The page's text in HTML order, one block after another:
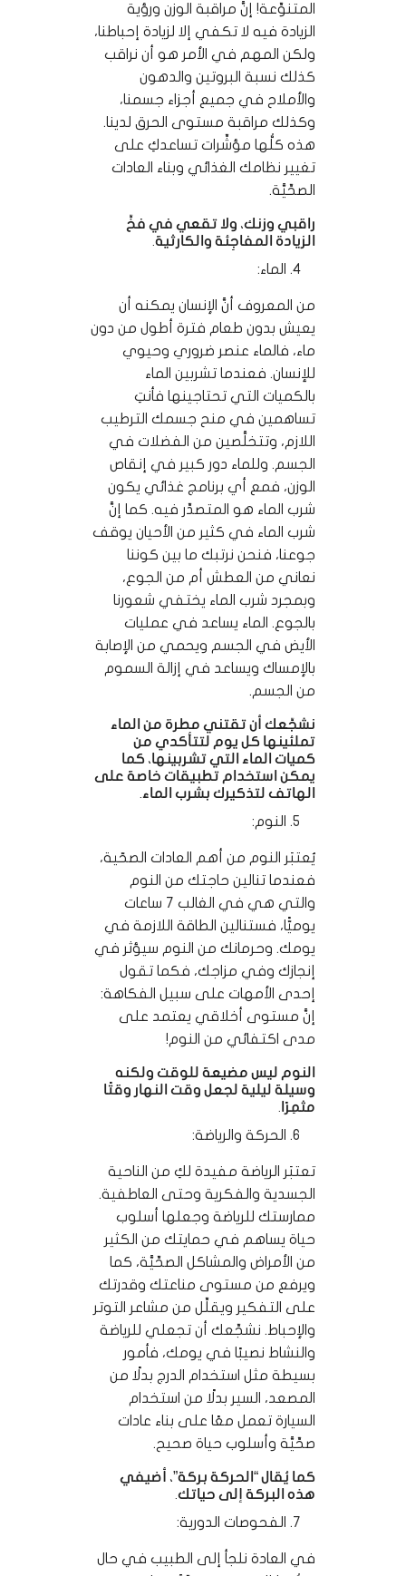
المتنوِّعة! إنَّ مراقبة الوزن ورؤية
الزيادة فيه لا تكفي إلا لزيادة إحباطنا،
ولكن المهم في الأمر هو أن نراقب
كذلك نسبة البروتين والدهون
والأملاح في جميع أجزاء جسمنا،
وكذلك مراقبة مستوى الحرق لدينا.
هذه كلُّها مؤشِّرات تساعدكِ على
تغيير نظامك الغذائي وبناء العادات
الصحِّيَّة.
راقبي وزنك، ولا تقعي في فخِّ
الزيادة المفاجِئة والكارثية.
الماء:
من المعروف أنَّ الإنسان يمكنه أن
يعيش بدون طعام فترة أطول من دون
ماء، فالماء عنصر ضروري وحيوي
للإنسان. فعندما تشربين الماء
بالكميات التي تحتاجينها فأنتِ
تساهمين في منح جسمك الترطيب
اللازم، وتتخلَّصين من الفضلات في
الجسم. وللماء دور كبير في إنقاص
الوزن، فمع أي برنامج غذائي يكون
شرب الماء هو المتصدِّر فيه. كما إنَّ
شرب الماء في كثير من الأحيان يوقف
جوعنا، فنحن نرتبك ما بين كوننا
نعاني من العطش أم من الجوع،
وبمجرد شرب الماء يختفي شعورنا
بالجوع. الماء يساعد في عمليات
الأيض في الجسم ويحمي من الإصابة
بالإمساك ويساعد في إزالة السموم
من الجسم.
نشجِّعك أن تقتني مطرة من الماء
تملئينها كل يوم لتتأكدي من
كميات الماء التي تشربينها، كما
يمكن استخدام تطبيقات خاصة على
الهاتف لتذكيرك بشرب الماء.
النوم:
يُعتبَر النوم من أهم العادات الصحّية،
فعندما تنالين حاجتك من النوم
والتي هي في الغالب 7 ساعات
يوميًّا، فستنالين الطاقة اللازمة في
يومك. وحرمانك من النوم سيؤثر في
إنجازك وفي مزاجك، فكما تقول
إحدى الأمهات على سبيل الفكاهة:
إنَّ مستوى أخلاقي يعتمد على
مدى اكتفائي من النوم!
النوم ليس مضيعة للوقت ولكنه
وسيلة ليلية لجعل وقت النهار وقتًا
مثمِرًا.
الحركة والرياضة:
تعتبَر الرياضة مفيدة لكِ من الناحية
الجسدية والفكرية وحتى العاطفية.
ممارستك للرياضة وجعلها أسلوب
حياة يساهم في حمايتك من الكثير
من الأمراض والمشاكل الصحِّيَّة، كما
ويرفع من مستوى مناعتك وقدرتك
على التفكير ويقلِّل من مشاعر التوتر
والإحباط. نشجِّعك أن تجعلي للرياضة
والنشاط نصيبًا في يومك، فأمور
بسيطة مثل استخدام الدرج بدلًا من
المصعد، السير بدلًا من استخدام
السيارة تعمل معًا على بناء عادات
صحِّيَّة وأسلوب حياة صحيح.
كما يُقال “الحركة بركة”، أضيفي
هذه البركة إلى حياتك.
الفحوصات الدورية:
في العادة نلجأ إلى الطبيب في حال